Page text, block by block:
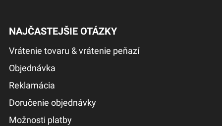
NAJČASTEJŠIE OTÁZKY
Vrátenie tovaru & vrátenie peňazí
Objednávka
Reklamácia
Doručenie objednávky
Možnosti platby